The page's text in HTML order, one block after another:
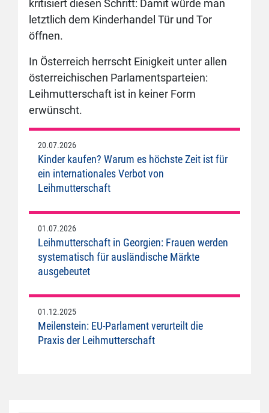
kritisiert diesen Schritt: Damit würde man
letztlich dem Kinderhandel Tür und Tor
öffnen.
In Österreich herrscht Einigkeit unter allen
österreichischen Parlamentsparteien:
Leihmutterschaft ist in keiner Form
erwünscht.
20.07.2026
Kinder kaufen? Warum es höchste Zeit ist für
ein internationales Verbot von
Leihmutterschaft
01.07.2026
Leihmutterschaft in Georgien: Frauen werden
systematisch für ausländische Märkte
ausgebeutet
01.12.2025
Meilenstein: EU-Parlament verurteilt die
Praxis der Leihmutterschaft